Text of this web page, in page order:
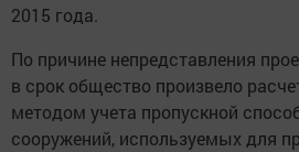
2015 года.
По причине непредставления
в срок общество произвело
методом учета пропускной
сооружений, используемых для